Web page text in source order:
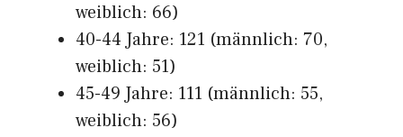
weiblich: 66)
40-44 Jahre: 121 (männlich: 70,
weiblich: 51)
45-49 Jahre: 111 (männlich: 55,
weiblich: 56)